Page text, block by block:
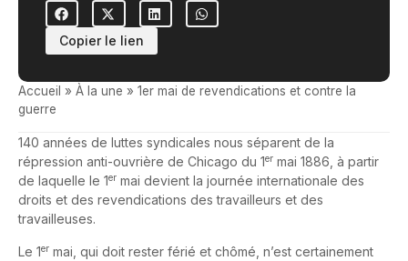
Copier le lien
Accueil » À la une » 1er mai de revendications et contre la
guerre
140 années de luttes syndicales nous séparent de la
répression anti-ouvrière de Chicago du 1er mai 1886, à partir
de laquelle le 1er mai devient la journée internationale des
droits et des revendications des travailleurs et des
travailleuses.
Le 1er mai, qui doit rester férié et chômé, n’est certainement